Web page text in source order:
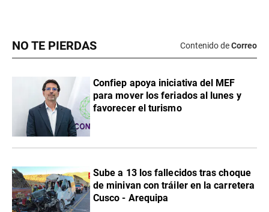
NO TE PIERDAS Contenido deCorreo
Confiep apoya iniciativa del MEF
para mover los feriados al lunes y
favorecer el turismo
Sube a 13 los fallecidos tras choque
de minivan con tráiler en la carretera
Cusco - Arequipa